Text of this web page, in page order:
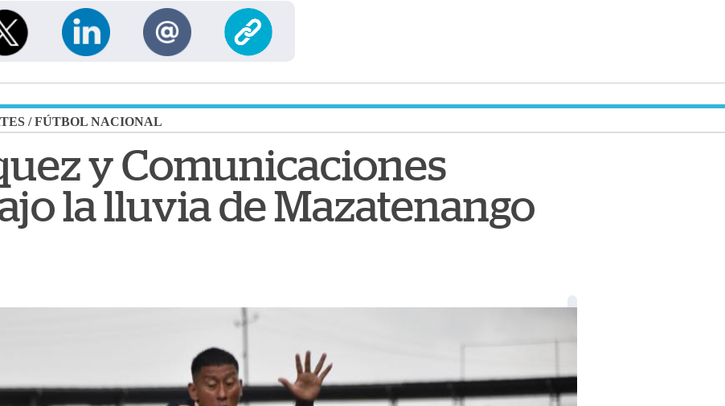
/FÚTBOL NACIONAL
y Comunicaciones
la lluvia de Mazatenango